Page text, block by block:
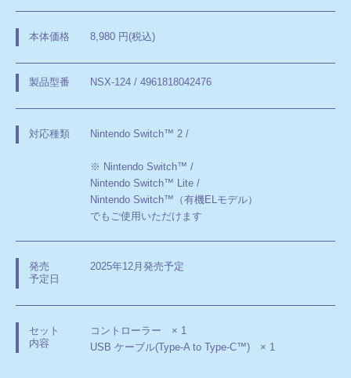
本体価格 8,980 円(税込)
製品型番 NSX-124 / 4961818042476
対応種類 Nintendo Switch™ 2 /
※ Nintendo Switch™ /
Nintendo Switch™ Lite /
Nintendo Switch™（有機ELモデル）
でもご使用いただけます
発売
予定日
2025年12月発売予定
セット
内容
コントローラー × 1
USB ケーブル(Type-A to Type-C™) × 1